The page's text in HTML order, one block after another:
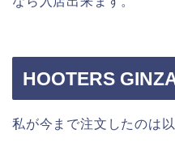
HOOTERS
私が今まで注文したのは